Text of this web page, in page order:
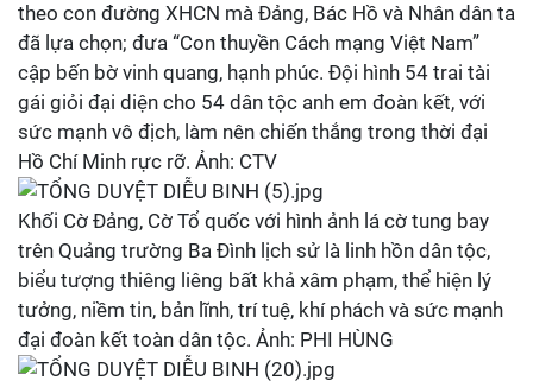
theo con đường XHCN mà Đảng, Bác Hồ và Nhân dân ta
đã lựa chọn; đưa “Con thuyền Cách mạng Việt Nam”
cập bến bờ vinh quang, hạnh phúc. Đội hình 54 trai tài
gái giỏi đại diện cho 54 dân tộc anh em đoàn kết, với
sức mạnh vô địch, làm nên chiến thắng trong thời đại
Hồ Chí Minh rực rỡ. Ảnh: CTV
Khối Cờ Đảng, Cờ Tổ quốc với hình ảnh lá cờ tung bay
trên Quảng trường Ba Đình lịch sử là linh hồn dân tộc,
biểu tượng thiêng liêng bất khả xâm phạm, thể hiện lý
tưởng, niềm tin, bản lĩnh, trí tuệ, khí phách và sức mạnh
đại đoàn kết toàn dân tộc. Ảnh: PHI HÙNG